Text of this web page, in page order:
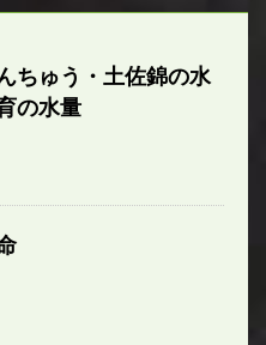
ちゅう・土佐錦の水
の水量